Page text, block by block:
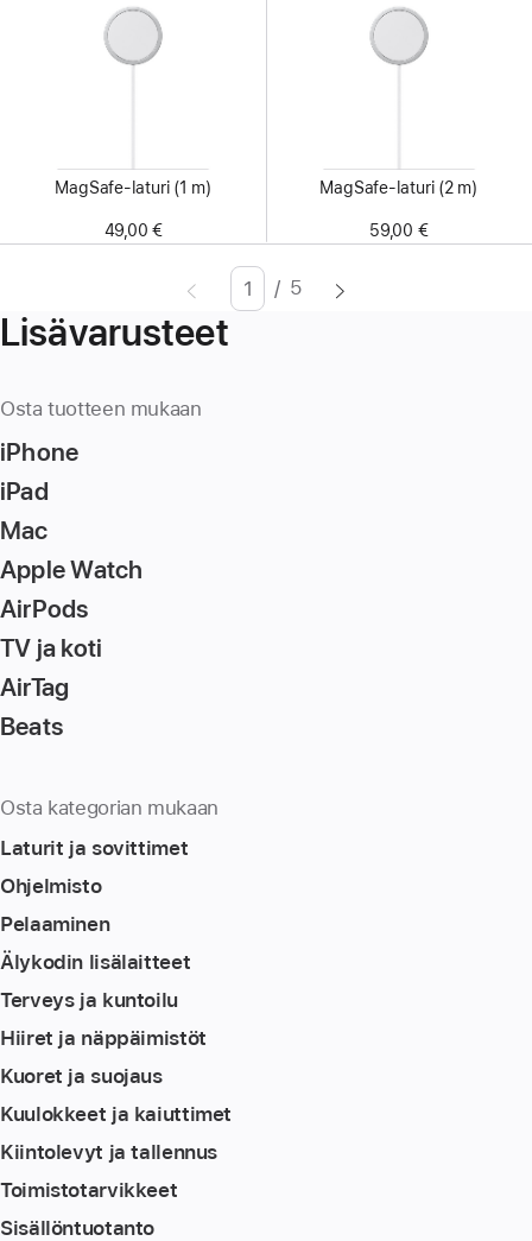
MagSafe-laturi (1 m)
49,00 €
MagSafe-laturi (2 m)
59,00 €
SivuEnter
/ 5
Lisävarusteet
Osta tuotteen mukaan
iPhone
iPad
Mac
Apple Watch
AirPods
TV ja koti
AirTag
Beats
Osta kategorian mukaan
Laturit ja sovittimet
Ohjelmisto
Pelaaminen
Älykodin lisä­laitteet
Terveys ja kuntoilu
Hiiret ja näppäimistöt
Kuoret ja suojaus
Kuulokkeet ja kaiuttimet
Kiintolevyt ja tallennus
Toimistotarvikkeet
Sisällöntuotanto